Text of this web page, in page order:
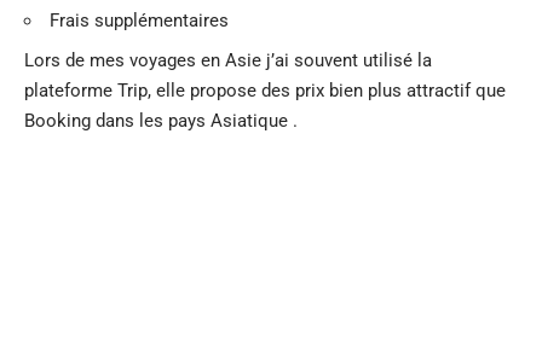
Frais supplémentaires
Lors de mes voyages en Asie j’ai souvent utilisé la
plateforme Trip, elle propose des prix bien plus attractif que
Booking dans les pays Asiatique .